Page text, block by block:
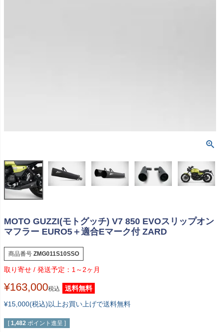
MOTO GUZZI(モトグッチ) V7 850 EVOスリップオン
マフラー EURO5＋適合Eマーク付 ZARD
商品番号 ZMG011S10SSO
1～2ヶ月
¥163,000税込
送料無料
¥15,000(税込)以上お買い上げで送料無料
[ 1,482 ポイント進呈 ]